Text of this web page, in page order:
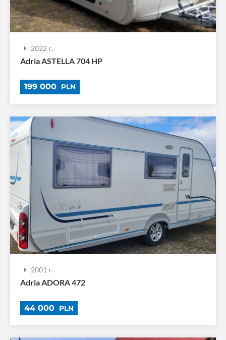
2022 r.
Adria ASTELLA 704 HP
199 000 PLN
2001 r.
Adria ADORA 472
44 000 PLN